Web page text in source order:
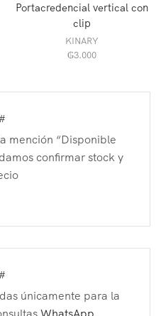
Portacredencial vertical con
clip
KINARY
₲3.000
mención “Disponible
confirmar stock y
únicamente para la
WhatsApp